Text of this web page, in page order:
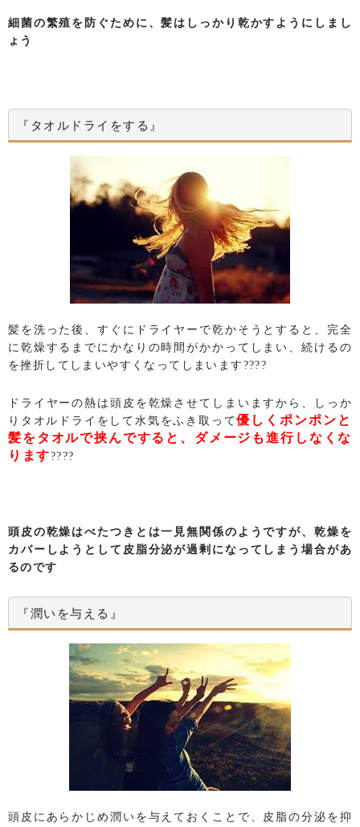
細菌の繁殖を防ぐために、髪はしっかり乾かすようにしまし
ょう
『タオルドライをする』
髪を洗った後、すぐにドライヤーで乾かそうとすると、完全
に乾燥するまでにかなりの時間がかかってしまい、続けるの
を挫折してしまいやすくなってしまいます????
ドライヤーの熱は頭皮を乾燥させてしまいますから、しっか
りタオルドライをして水気をふき取って優しくポンポンと
髪をタオルで挟んですると、ダメージも進行しなくな
ります????
頭皮の乾燥はべたつきとは一見無関係のようですが、乾燥を
カバーしようとして皮脂分泌が過剰になってしまう場合があ
るのです
『潤いを与える』
頭皮にあらかじめ潤いを与えておくことで、皮脂の分泌を抑